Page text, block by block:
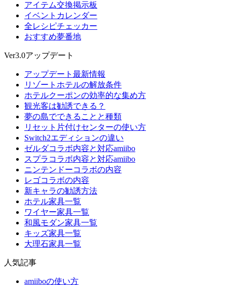
アイテム交換掲示板
イベントカレンダー
全レシピチェッカー
おすすめ夢番地
Ver3.0アップデート
アップデート最新情報
リゾートホテルの解放条件
ホテルクーポンの効率的な集め方
観光客は勧誘できる？
夢の島でできることと種類
リセット片付けセンターの使い方
Switch2エディションの違い
ゼルダコラボ内容と対応amiibo
スプラコラボ内容と対応amiibo
ニンテンドーコラボの内容
レゴコラボの内容
新キャラの勧誘方法
ホテル家具一覧
ワイヤー家具一覧
和風モダン家具一覧
キッズ家具一覧
大理石家具一覧
人気記事
amiiboの使い方